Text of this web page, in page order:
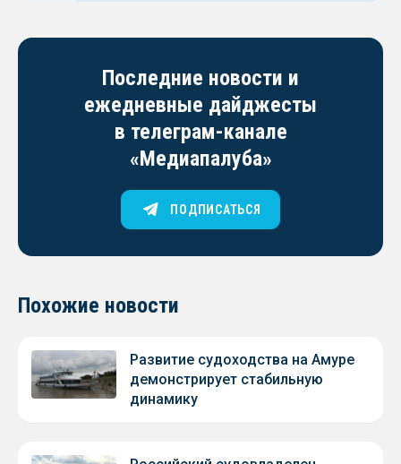
Последние новости и
ежедневные дайджесты
в телеграм-канале
«Медиапалуба»
ПОДПИСАТЬСЯ
Похожие новости
Развитие судоходства на Амуре
демонстрирует стабильную
динамику